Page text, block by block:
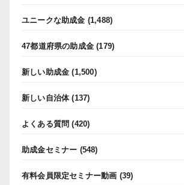
ユニークな助成金 (1,488)
47都道府県の助成金 (179)
新しい助成金 (1,500)
新しい自治体(137)
よくある質問 (420)
助成金セミナー (548)
有料会員限定セミナー動画 (39)